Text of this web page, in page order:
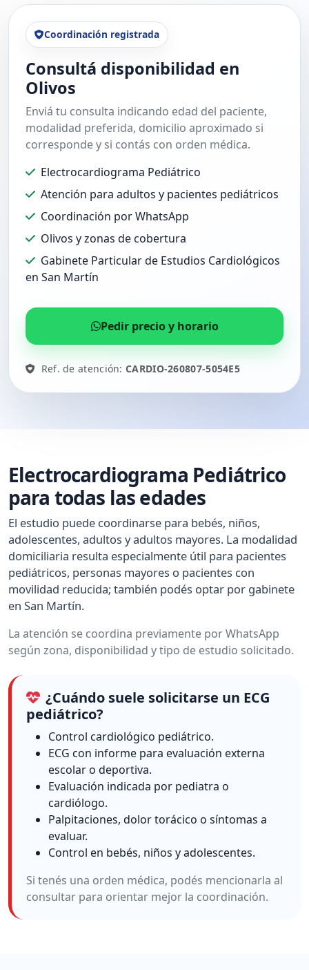
Coordinación registrada
Consultá disponibilidad en
Olivos
Enviá tu consulta indicando edad del paciente,
modalidad preferida, domicilio aproximado si
corresponde y si contás con orden médica.
Electrocardiograma Pediátrico
Atención para adultos y pacientes pediátricos
Coordinación por WhatsApp
Olivos y zonas de cobertura
Gabinete Particular de Estudios Cardiológicos
en San Martín
Pedir precio y horario
Ref. de atención:CARDIO-260807-5054E5
Electrocardiograma Pediátrico
para todas las edades
El estudio puede coordinarse para bebés, niños,
adolescentes, adultos y adultos mayores. La modalidad
domiciliaria resulta especialmente útil para pacientes
pediátricos, personas mayores o pacientes con
movilidad reducida; también podés optar por gabinete
en San Martín.
La atención se coordina previamente por WhatsApp
según zona, disponibilidad y tipo de estudio solicitado.
¿Cuándo suele solicitarse un ECG
pediátrico?
Control cardiológico pediátrico.
ECG con informe para evaluación externa
escolar o deportiva.
Evaluación indicada por pediatra o
cardiólogo.
Palpitaciones, dolor torácico o síntomas a
evaluar.
Control en bebés, niños y adolescentes.
Si tenés una orden médica, podés mencionarla al
consultar para orientar mejor la coordinación.